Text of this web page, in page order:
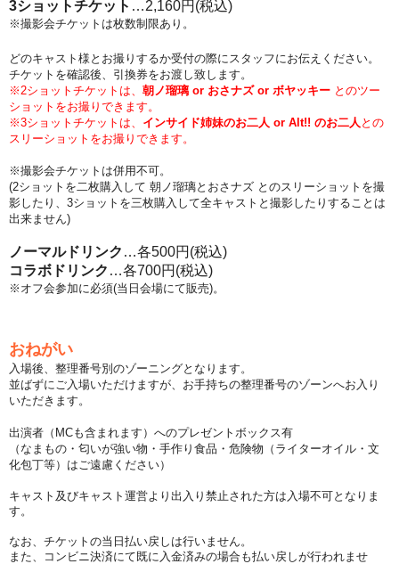
3ショットチケット …2,160円(税込)
※撮影会チケットは枚数制限あり。
どのキャスト様とお撮りするか受付の際にスタッフにお伝えください。
チケットを確認後、引換券をお渡し致します。
※2ショットチケットは、 朝ノ瑠璃 or おさナズ or ボヤッキー とのツー
ショットをお撮りできます。
※3ショットチケットは、 インサイド姉妹のお二人 or Alt!! のお二人 との
スリーショットをお撮りできます。
※撮影会チケットは併用不可。
(2ショットを二枚購入して 朝ノ瑠璃とおさナズ とのスリーショットを撮
影したり、3ショットを三枚購入して全キャストと撮影したりすることは
出来ません)
ノーマルドリンク …各500円(税込)
コラボドリンク …各700円(税込)
※オフ会参加に必須(当日会場にて販売)。
おねがい
入場後、整理番号別のゾーニングとなります。
並ばずにご入場いただけますが、お手持ちの整理番号のゾーンへお入り
いただきます。
出演者（MCも含まれます）へのプレゼントボックス有
（なまもの・匂いが強い物・手作り食品・危険物（ライターオイル・文
化包丁等）はご遠慮ください）
キャスト及びキャスト運営より出入り禁止された方は入場不可となりま
す。
なお、チケットの当日払い戻しは行いません。
また、コンビニ決済にて既に入金済みの場合も払い戻しが行われませ